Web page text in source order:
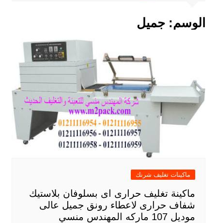
الوسم: جميل
ماكينات تغليف شرنك
ماكينة تغليف حرارى اى بسلوفان بلاستيك
شفاف حرارى لاعطاء رونق جميل عالى
موديل 107 ماركه المهندس منسي